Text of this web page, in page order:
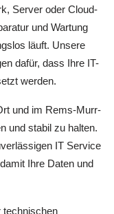
Server oder Cloud-
und Wartung
läuft. Unsere
dafür, dass Ihre IT-
werden.
und im Rems-Murr-
und stabil zu halten.
IT Service
Ihre Daten und
technischen